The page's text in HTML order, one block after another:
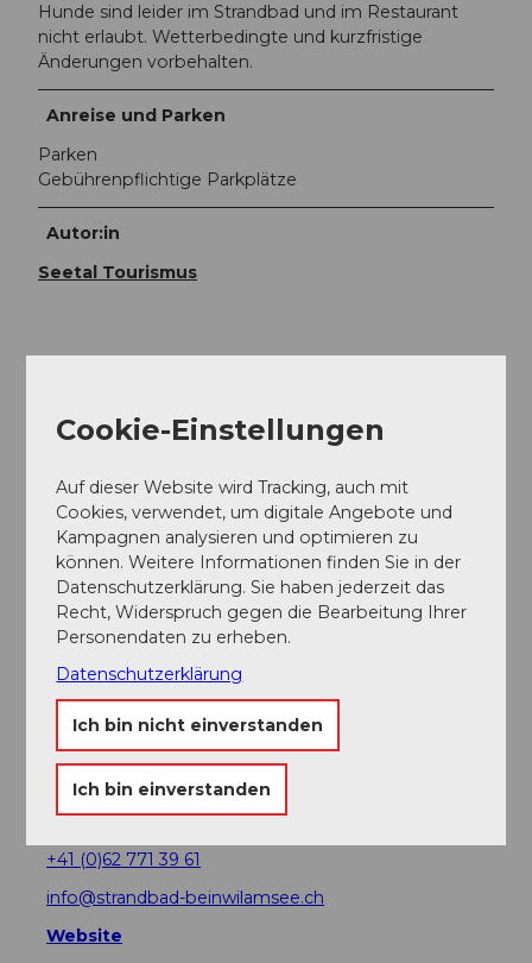
Hunde sind leider im Strandbad und im Restaurant
nicht erlaubt. Wetterbedingte und kurzfristige
Änderungen vorbehalten.
Anreise und Parken
Parken
Gebührenpflichtige Parkplätze
Autor:in
Seetal Tourismus
In der Nähe
Veranstaltung
Sehenswertes
Kontaktdaten
Strandbad Beinwil am See
+41 (0)62 771 39 61
info@strandbad-beinwilamsee.ch
Website
Cookie-Einstellungen
Auf dieser Website wird Tracking, auch mit
Cookies, verwendet, um digitale Angebote und
Kampagnen analysieren und optimieren zu
können. Weitere Informationen finden Sie in der
Datenschutzerklärung. Sie haben jederzeit das
Recht, Widerspruch gegen die Bearbeitung Ihrer
Personendaten zu erheben.
Datenschutzerklärung
Ich bin nicht einverstanden
Ich bin einverstanden